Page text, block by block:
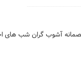
آشوب گران شب های